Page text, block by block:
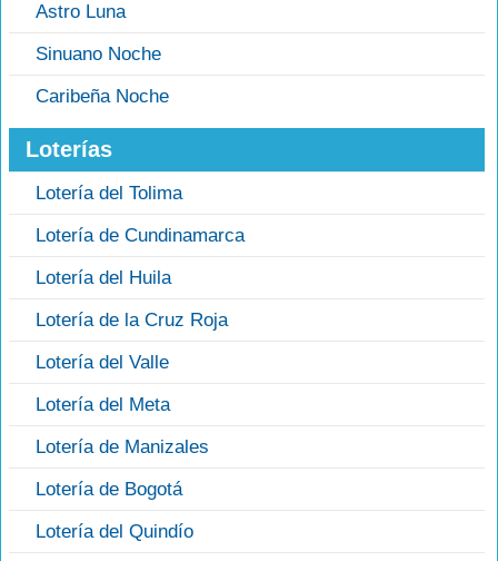
Astro Luna
Sinuano Noche
Caribeña Noche
Loterías
Lotería del Tolima
Lotería de Cundinamarca
Lotería del Huila
Lotería de la Cruz Roja
Lotería del Valle
Lotería del Meta
Lotería de Manizales
Lotería de Bogotá
Lotería del Quindío